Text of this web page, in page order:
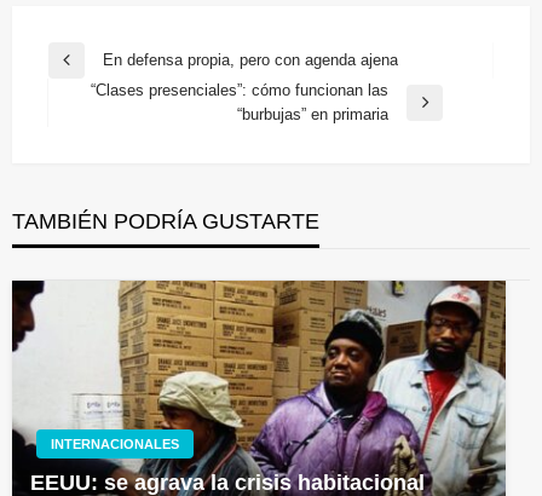
Navegación
Entrada
anterior
En defensa propia, pero con agenda ajena
“Clases presenciales”: cómo funcionan las
“burbujas” en primaria
TAMBIÉN PODRÍA GUSTARTE
INTERNACIONALES
EEUU: se agrava la crisis habitacional